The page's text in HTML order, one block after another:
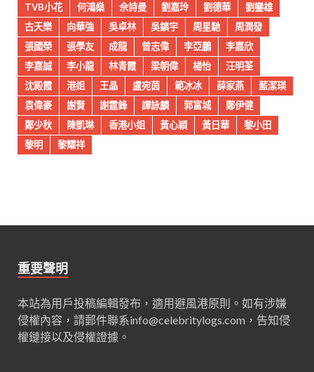
TVB小花 何鴻燊 佘詩曼 劉嘉玲 劉德華
劉鑾雄
古天樂
向華強 吳卓林 吳鎮宇 周星馳
周潤發
張國榮
張學友 成龍 曾志偉 李亞鵬
李嘉欣
李嘉誠
李小龍 林青霞 梁朝偉 楊怡
汪明荃
沈殿霞
港姐 王晶 盧宛茵 範冰冰 薛家燕
藍潔瑛
袁偉豪
謝賢 謝霆鋒 譚詠麟 郭富城
鄭伊健
鄭少秋
陳凱琳 香港小姐 黃心穎 黃日華
黎小田
黎明
黎耀祥
重要聲明
本站為用戶投稿編輯發布，適用避風港原則。如有涉嫌
侵權內容，請郵件聯系info@celebritylogs.com ，告知侵
權鏈接以及侵權證據。